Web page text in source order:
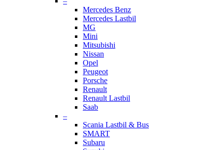
Mercedes Benz
Mercedes Lastbil
MG
Mini
Mitsubishi
Nissan
Opel
Peugeot
Porsche
Renault
Renault Lastbil
Saab
–
Scania Lastbil & Bus
SMART
Subaru